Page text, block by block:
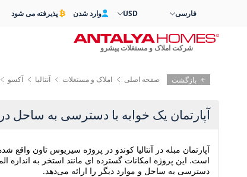
بازگشت صفحه اصلی املاک و مستغلات آنتالیا آکسو
آپارتمان یک خوابه با دسترسی به ساحل در
آپارتمان مبله در آنتالیا کوندو در پروژه سیریوس تاون واقع
است. این پروژه امکانات گسترده ای مانند استخر به اندازه
دسترسی به ساحل و موارد دیگر را ارائه می‌دهد.
فارسی USD وارد شدن پذیرفته می شود
شرکت املاک و مستغلات پیشرو